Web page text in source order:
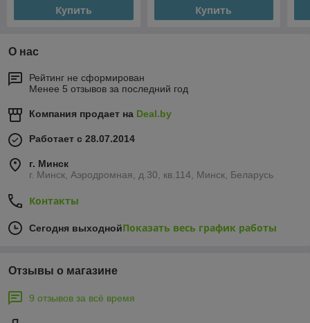
Купить Купить
О нас
Рейтинг не сформирован
Менее 5 отзывов за последний год
Компания продает на Deal.by
Работает с 28.07.2014
г. Минск
г. Минск, Аэродромная, д.30, кв.114, Минск, Беларусь
Контакты
Сегодня выходнойПоказать весь график работы
Отзывы о магазине
9 отзывов за всё время